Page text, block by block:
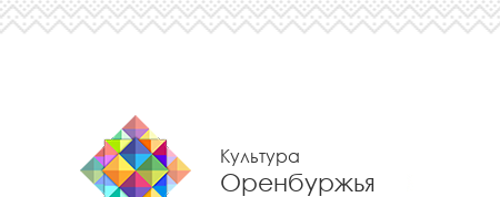
Культура
Оренбуржья